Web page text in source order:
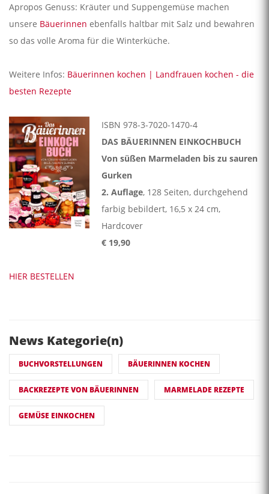
Apropos Genuss: Kräuter und Suppengemüse machen
unsere Bäuerinnen ebenfalls haltbar mit Salz und bewahren
so das volle Aroma für die Winterküche.
Weitere Infos: Bäuerinnen kochen | Landfrauen kochen - die
besten Rezepte
ISBN 978-3-7020-1470-4
DAS BÄUERINNEN EINKOCHBUCH
Von süßen Marmeladen bis zu sauren
Gurken
2. Auflage, 128 Seiten, durchgehend
farbig bebildert, 16,5 x 24 cm,
Hardcover
€ 19,90
HIER BESTELLEN
News Kategorie(n)
BUCHVORSTELLUNGEN BÄUERINNEN KOCHEN
BACKREZEPTE VON BÄUERINNEN MARMELADE REZEPTE
GEMÜSE EINKOCHEN